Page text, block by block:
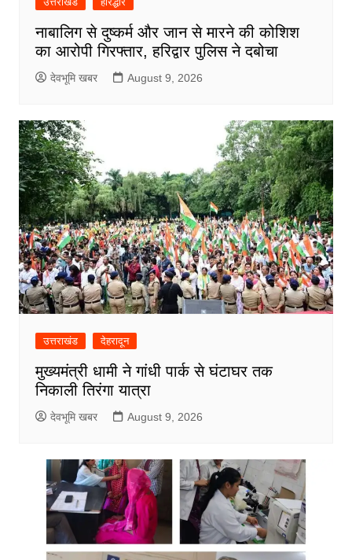
नाबालिग से दुष्कर्म और जान से मारने की कोशिश
का आरोपी गिरफ्तार, हरिद्वार पुलिस ने दबोचा
देवभूमि खबर August 9, 2026
उत्तराखंड देहरादून
मुख्यमंत्री धामी ने गांधी पार्क से घंटाघर तक
निकाली तिरंगा यात्रा
देवभूमि खबर August 9, 2026